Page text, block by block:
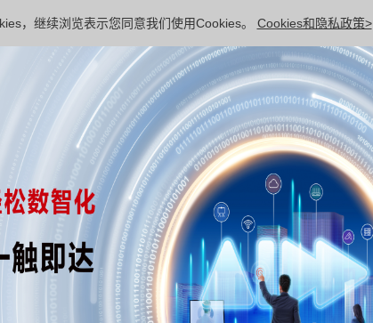
，继续浏览表示您同意我们使用Cookies。 Cookies和隐私政策>